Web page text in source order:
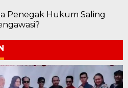
Penegak Hukum Saling